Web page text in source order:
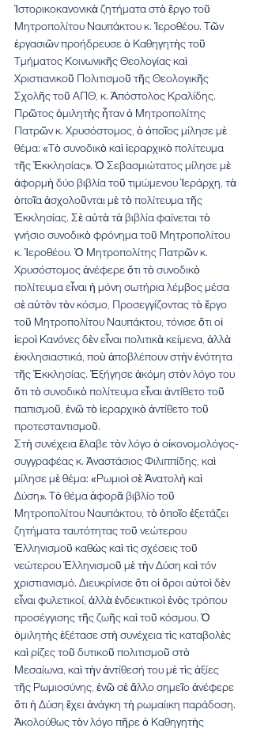
Ἱστορικοκανονικὰ ζητήματα στὸ ἔργο τοῦ
Μητροπολίτου Ναυπάκτου κ. Ἱεροθέου. Τῶν
ἐργασιῶν προήδρευσε ὁ Καθηγητὴς τοῦ
Τμήματος Κοινωνικῆς Θεολογίας καὶ
Χριστιανικοῦ Πολιτισμοῦ τῆς Θεολογικῆς
Σχολῆς τοῦ ΑΠΘ, κ. Ἀπόστολος Κραλίδης.
Πρῶτος ὁμιλητὴς ἦταν ὁ Μητροπολίτης
Πατρῶν κ. Χρυσόστομος, ὁ ὁποῖος μίλησε μὲ
θέμα: «Τὸ συνοδικὸ καὶ ἱεραρχικὸ πολίτευμα
τῆς Ἐκκλησίας». Ὁ Σεβασμιώτατος μίλησε μὲ
ἀφορμὴ δύο βιβλία τοῦ τιμώμενου Ἱεράρχη, τὰ
ὁποῖα ἀσχολοῦνται μὲ τὸ πολίτευμα τῆς
Ἐκκλησίας. Σὲ αὐτὰ τὰ βιβλία φαίνεται τὸ
γνήσιο συνοδικὸ φρόνημα τοῦ Μητροπολίτου
κ. Ἱεροθέου. Ὁ Μητροπολίτης Πατρῶν κ.
Χρυσόστομος ἀνέφερε ὅτι τὸ συνοδικὸ
πολίτευμα εἶναι ἡ μόνη σωτήρια λέμβος μέσα
σὲ αὐτὸν τὸν κόσμο, Προσεγγίζοντας τὸ ἔργο
τοῦ Μητροπολίτου Ναυπάκτου, τόνισε ὅτι οἱ
ἱεροὶ Κανόνες δὲν εἶναι πολιτικὰ κείμενα, ἀλλὰ
ἐκκλησιαστικά, ποὺ ἀποβλέπουν στὴν ἑνότητα
τῆς Ἐκκλησίας. Ἐξήγησε ἀκόμη στὸν λόγο του
ὅτι τὸ συνοδικὸ πολίτευμα εἶναι ἀντίθετο τοῦ
παπισμοῦ, ἐνῶ τὸ ἱεραρχικὸ ἀντίθετο τοῦ
προτεσταντισμοῦ.
Στὴ συνέχεια ἔλαβε τὸν λόγο ὁ οἰκονομολόγος-
συγγραφέας κ. Ἀναστάσιος Φιλιππίδης, καὶ
μίλησε μὲ θέμα: «Ρωμιοὶ σὲ Ἀνατολὴ καὶ
Δύση». Τὸ θέμα ἀφορᾶ βιβλίο τοῦ
Μητροπολίτου Ναυπάκτου, τὸ ὁποῖο ἐξετάζει
ζητήματα ταυτότητας τοῦ νεώτερου
Ἑλληνισμοῦ καθὼς καὶ τὶς σχέσεις τοῦ
νεώτερου Ἑλληνισμοῦ μὲ τὴν Δύση καὶ τόν
χριστιανισμό. Διευκρίνισε ὅτι οἱ ὅροι αὐτοὶ δὲν
εἶναι φυλετικοί, ἀλλὰ ἐνδεικτικοὶ ἑνὸς τρόπου
προσέγγισης τῆς ζωῆς καὶ τοῦ κόσμου. Ὁ
ὁμιλητὴς ἐξέτασε στὴ συνέχεια τὶς καταβολὲς
καὶ ρίζες τοῦ δυτικοῦ πολιτισμοῦ στὸ
Μεσαίωνα, καὶ τὴν ἀντίθεσή του μὲ τὶς ἀξίες
τῆς Ρωμιοσύνης, ἐνῶ σὲ ἄλλο σημεῖο ἀνέφερε
ὅτι ἡ Δύση ἔχει ἀνάγκη τὴ ρωμαίικη παράδοση.
Ἀκολούθως τὸν λόγο πῆρε ὁ Καθηγητὴς